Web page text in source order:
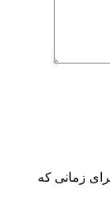
زمانی که